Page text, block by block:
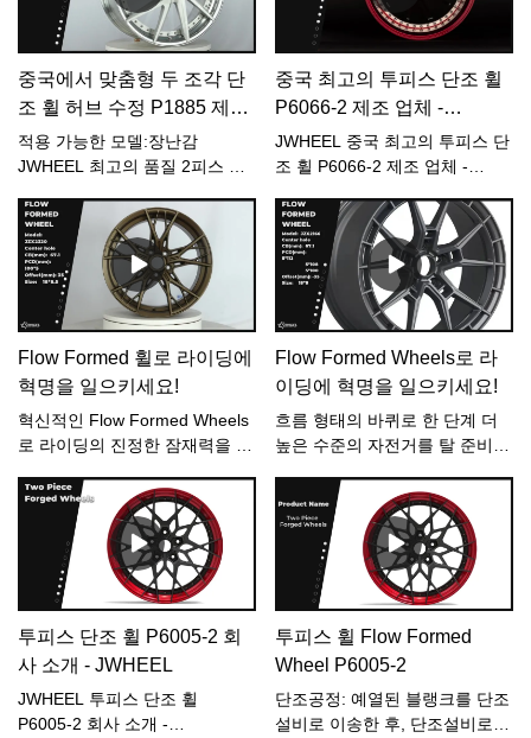
있는 휠 중 하나입니다.
은 알루미늄을 늘리고 압축하여
인장 강도를 높입니다. 이러한
견되는 것과 유사한 특성을 공유
합니다. 최종 제품은 더 가볍고
강하며 신율이 증가했으며 일반
주조 휠에 비해 훨씬 더 큰 충격
니다.적용 모델:폭스바겐, 아우
디, 메르세데스 벤츠, 혼다, 도요
타, 현대, 기아, 마쓰다, 닛산
https://www.jjjwheel.com
중국에서 맞춤형 두 조각 단
조 휠 허브 수정 P1885 제조
업체
적용 가능한 모델:장난감
JWHEEL 최고의 품질 2피스 단
이 회사는 업계의 첨단 주조, 방
적, 가공, 도장 및 검사 장비를 채
택하는 동시에 완전 자동화된 로
봇 운영 플랫폼과 테스트 장비를
갖추고 있어 주요 고급 고객의
합니다. 또한 회사는 신제품 개
발, 설계, 금형 제조, 시험 생산,
테스트 및 검사를 위한 전문 팀
을 구성하여 고객에게 기술 개발
다.JWHEEL은 중국에서 두 조각
단조 휠 P1885 제조 업체를 사용
자 정의했습니다.5. 이 회사는 강
력한 기술력으로 수많은 특허를
획득했습니다. 알루미늄 합금 휠
을 기반으로 한 깨끗한 그라인딩
테이블에 대한 특허입니다.오타,
혼다, 닛산, 마즈다, 미츠비시, 스
바루, 스즈키
중국 최고의 투피스 단조 휠
P6066-2 제조 업체 -
JWHEEL
JWHEEL 중국 최고의 투피스 단
조 휠 P6066-2 제조 업체 -
술력으로 다수의 특허를 획득했
습니다. 알루미늄 합금 휠을 기
반으로 한 깨끗한 연삭 테이블에
대한 특허.적용 가능한 모델: 포
르쉐, 아우디, 메르세데스 벤츠,
볼보
Flow Formed 휠로 라이딩에
혁명을 일으키세요!
혁신적인 Flow Formed Wheels
로 라이딩의 진정한 잠재력을 발
강도와 민첩성을 위해 설계된 이
휠은 가벼운 디자인과 비교할 수
없는 성능을 완벽하게 결합합니
다. 최고의 운전 경험을 경험하
고 어디를 가든 시선을 사로잡으
스타일과 정확성으로 도로를 정
복하세요! 💪🔥
#FlowFormedWheels #혁명적
인 디자인 #탁월한 성능
Flow Formed Wheels로 라
이딩에 혁명을 일으키세요!
흐름 형태의 바퀴로 한 단계 더
높은 수준의 자전거를 탈 준비를
탁 트인 도로를 달릴 때든, 이 휠
은 당신이 찾던 성능과 스타일을
제공합니다. 또한 최첨단 기술을
통해 향상된 핸들링과 가속을 경
험할 수 있습니다. 평범한 것에
형태의 바퀴로 승차감을 높이고
군중들 사이에서 돋보이십시오.
#FlowFormedWheels
#RevUpYourRide
투피스 단조 휠 P6005-2 회
사 소개 - JWHEEL
JWHEEL 투피스 단조 휠
P6005-2 회사 소개 -
투피스 휠 Flow Formed
Wheel P6005-2
단조공정: 예열된 블랭크를 단조
설비로 이송한 후, 단조설비로